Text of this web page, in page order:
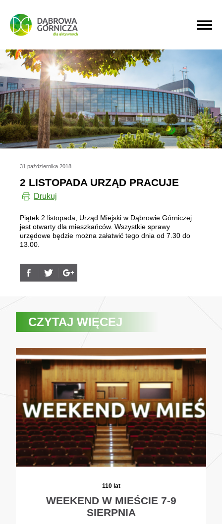
PRZEJDŹ DO MENU GŁÓWNEGO
PRZEJDŹ DO WYSZUKIWARKI
PRZEJDŹ DO TREŚCI
31 października 2018
2 LISTOPADA URZĄD PRACUJE
Drukuj
Piątek 2 listopada, Urząd Miejski w Dąbrowie Górniczej
jest otwarty dla mieszkańców. Wszystkie sprawy
urzędowe będzie można załatwić tego dnia od 7.30 do
13.00.
CZYTAJ WIĘCEJ
110 lat
WEEKEND W MIEŚCIE 7-9
SIERPNIA